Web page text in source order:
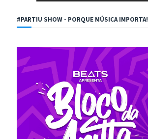
#PARTIU SHOW - PORQUE MÚSICA IMPORTA!